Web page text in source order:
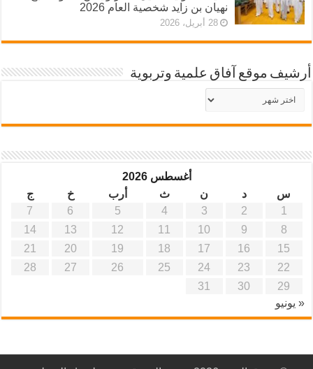
نهيان بن زايد شخصية العام 2026
28 أبريل، 2026
أرشيف موقع آفاق علمية وتربوية
أرشيف
موقع
آفاق
أغسطس 2026
س
د ن ث أرب خ
ج
1
2
3
4
5
6
7
8
9
10
11
12
13
14
15
16
17
18
19
20
21
22
23
24
25
26
27
28
29
30
31
« يونيو